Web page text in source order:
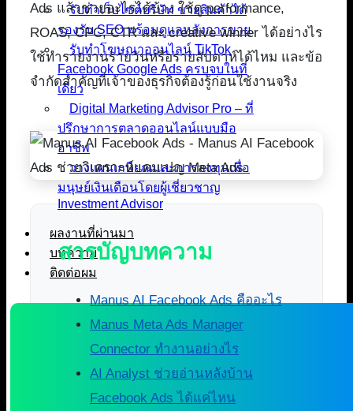
รับทำเว็บไซต์บริษัท ขายสินค้าได้
รองรับ SEO พร้อมดูแลหลังการขาย
รับทำโฆษณาออนไลน์ TikTok
Facebook Google Ads ครบจบในที่
เดียว
Digital Marketing Advisor Pro – ที่
ปรึกษาการตลาดออนไลน์แบบมือ
อาชีพ
วางแผนเกษียณและการลงทุนเพื่อ
มนุษย์เงินเดือนโดยผู้เชี่ยวชาญ
Investment Advisor
ผลงานที่ผ่านมา
บทความ
ติดต่อผม
Ads แล้วช่วยอะไรได้บ้าง ใช้ดู performance,
ROAS, CPC, CTR และ creative winner ได้อย่างไร
ใช้ทำรายงานรายวันหรือรายสัปดาห์ได้ไหม และข้อ
จำกัดสำคัญที่เจ้าของธุรกิจต้องรู้ก่อนใช้งานจริง
สารบัญบทความ
Manus AI Facebook Ads คืออะไร
Manus Meta Ads Manager
Connector ทำงานอย่างไร
AI Analyst ช่วยอ่านหลังบ้าน
Facebook Ads ได้แค่ไหน